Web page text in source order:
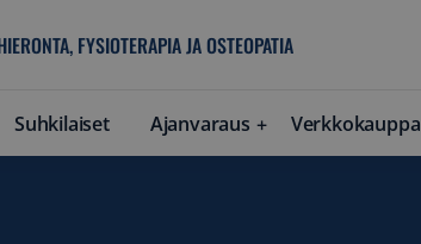
FYSIOTERAPIA JA OSTEOPATIA
Suhkilaiset Ajanvaraus Verkkokauppa